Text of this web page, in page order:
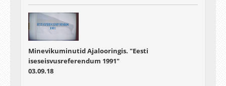
Minevikuminutid Ajalooringis. "Eesti
iseseisvusreferendum 1991"
03.09.18